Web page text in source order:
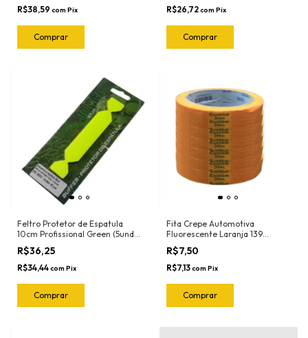
R$38,59 com Pix R$26,72com Pix
Feltro Protetor de Espatula
10cm Profissional Green (5und)
1020.G Joker
R$36,25
R$34,44com Pix
Fita Crepe Automotiva
Fluorescente Laranja 139
18mmX30mt Nastro
R$7,50
R$7,13com Pix